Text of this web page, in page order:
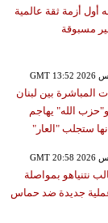
أول أزمة ثقة عالمية
مسبوقة
المباشرة بين لبنان
الله" يهاجم
ستجلب "العار"
نتنياهو بمواصلة
جديدة ضد حماس